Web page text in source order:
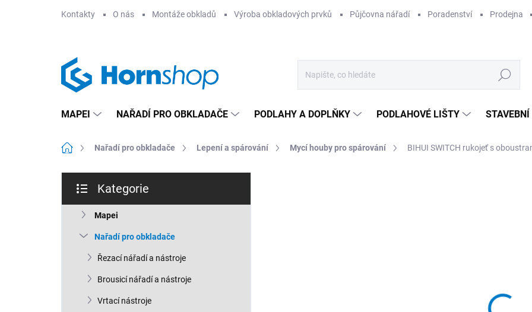
Kontakty O nás Montáže obkladů Výroba obkladových prvků Půjčovna nářadí Poradenství Prodejna
Hledat
MAPEI NAŘADÍ PRO OBKLADAČE PODLAHY A DOPLŇKY PODLAHOVÉ LIŠTY
Domů Nařadí pro obkladače Lepení a spárování Mycí houby pro spárování BIHUI SWITCH rukojeť s
s
kategorie
Kategorie
Mapei
Nařadí pro obkladače
Řezací nářadí a nástroje
Brousicí nářadí a nástroje
Vrtací nástroje